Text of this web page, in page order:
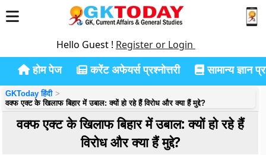
Hello Guest ! Register or Login
होम पेज करेंट अफेयर्स प्रश्नोत्तरी सामान्य ज्ञान
GKToday हिंदी
वक्फ एक्ट के खिलाफ बिहार में उबाल: क्यों हो रहे हैं विरोध और क्या हैं मुद्दे?
वक्फ एक्ट के खिलाफ बिहार में उबाल: क्यों हो रहे हैं
विरोध और क्या हैं मुद्दे?